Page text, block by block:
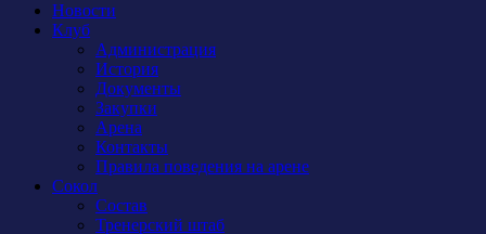
Новости
Клуб
Администрация
История
Документы
Закупки
Арена
Контакты
Правила поведения на арене
Сокол
Состав
Тренерский штаб